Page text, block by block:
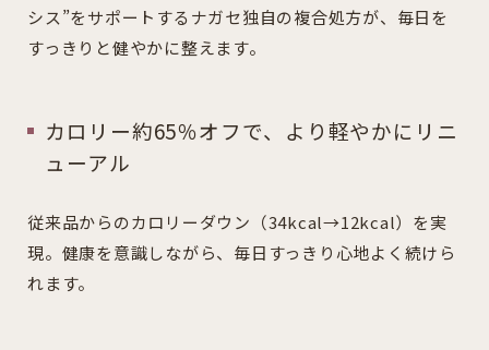
シス”をサポートするナガセ独自の複合処方が、毎日を
すっきりと健やかに整えます。
カロリー約65％オフで、より軽やかにリニ
ューアル
従来品からのカロリーダウン（34kcal→12kcal）を実
現。健康を意識しながら、毎日すっきり心地よく続けら
れます。